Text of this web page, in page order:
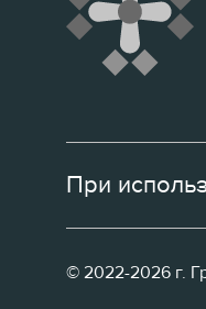
При
© 2022-2026 г.